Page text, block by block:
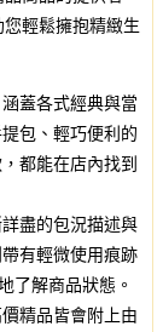
輕鬆擁抱精緻生
蓋各式經典與當
包、輕巧便利的
都能在店內找到
盡的包況描述與
有輕微使用痕跡
了解商品狀態。
精品皆會附上由